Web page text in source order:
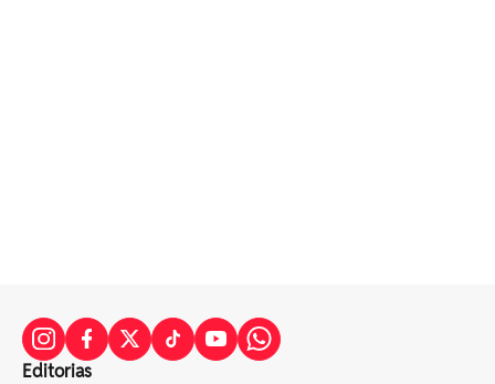
Editorias